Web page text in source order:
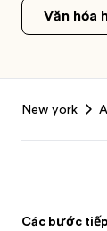
Văn hóa
New york
Các bước tiếp